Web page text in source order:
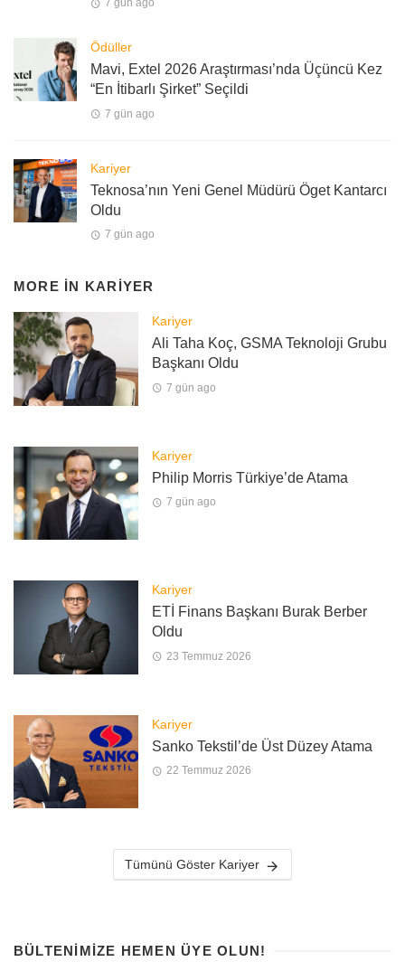
7 gün ago
Ödüller
Mavi, Extel 2026 Araştırması’nda Üçüncü Kez
“En İtibarlı Şirket” Seçildi
7 gün ago
Kariyer
Teknosa’nın Yeni Genel Müdürü Öget Kantarcı
Oldu
7 gün ago
MORE IN KARIYER
Kariyer
Ali Taha Koç, GSMA Teknoloji Grubu
Başkanı Oldu
7 gün ago
Kariyer
Philip Morris Türkiye’de Atama
7 gün ago
Kariyer
ETİ Finans Başkanı Burak Berber
Oldu
23 Temmuz 2026
Kariyer
Sanko Tekstil’de Üst Düzey Atama
22 Temmuz 2026
Tümünü Göster Kariyer
BÜLTENIMIZE HEMEN ÜYE OLUN!